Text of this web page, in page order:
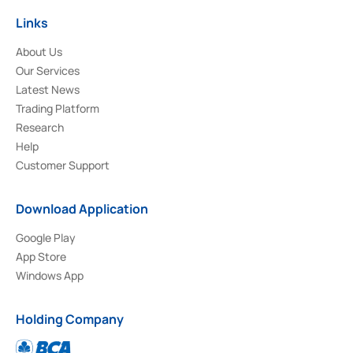
Links
About Us
Our Services
Latest News
Trading Platform
Research
Help
Customer Support
Download Application
Google Play
App Store
Windows App
Holding Company